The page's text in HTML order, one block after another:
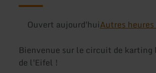
Ouvert aujourd'huiAutres
Bienvenue sur le circuit de karting
de l'Eifel !